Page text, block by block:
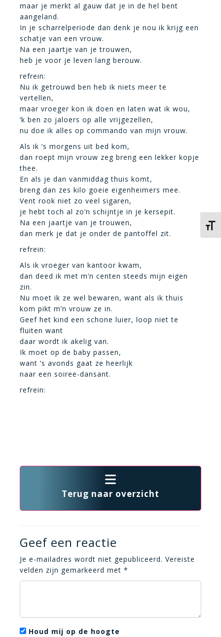
maar je merkt al gauw dat je in de hel bent
aangeland.
In je scharrelperiode dan denk je nou ik krijg een
schatje van een vrouw.
Na een jaartje van je trouwen,
heb je voor je leven lang berouw.
refrein:
Nu ik getrouwd ben heb ik niets meer te
vertellen,
maar vroeger kon ik doen en laten wat ik wou,
‘k ben zo jaloers op alle vrijgezellen,
nu doe ik alles op commando van mijn vrouw.
Als ik ’s morgens uit bed kom,
dan roept mijn vrouw zeg breng een lekker kopje
thee.
En als je dan vanmiddag thuis komt,
breng dan zes kilo goeie eigenheimers mee.
Vent rook niet zo veel sigaren,
je hebt toch al zo’n schijntje in je kersepit.
Na een jaartje van je trouwen,
dan merk je dat je onder de pantoffel zit.
refrein:
Als ik vroeger van kantoor kwam,
dan deed ik met m’n centen steeds mijn eigen
zin.
Nu moet ik ze wel bewaren, want als ik thuis
kom pikt m’n vrouw ze in.
Geef het kind een schone luier, loop niet te
fluiten want
daar wordt ik akelig van.
Ik moet op de baby passen,
want ’s avonds gaat ze heerlijk
naar een soiree-dansant.
refrein:
Terug naar overzicht
Geef een reactie
Je e-mailadres wordt niet gepubliceerd. Vereiste
velden zijn gemarkeerd met *
Houd mij op de hoogte